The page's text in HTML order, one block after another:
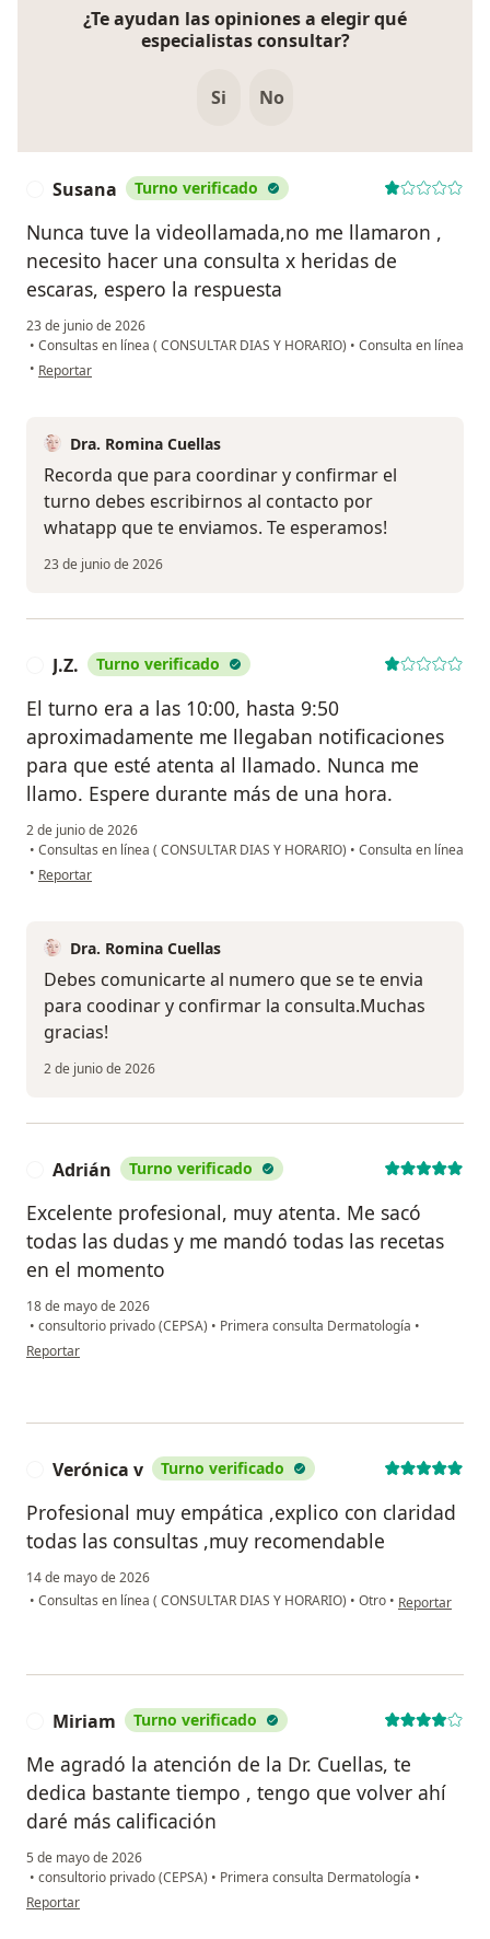
¿Te ayudan las opiniones a elegir qué
especialistas consultar?
Si No
Susana Turno verificado
Nunca tuve la videollamada,no me llamaron ,
necesito hacer una consulta x heridas de
escaras, espero la respuesta
23 de junio de 2026
• Consultas en línea ( CONSULTAR DIAS Y HORARIO) • Consulta en línea
• en opinión del usuario Susana
Reportar
Dra. Romina Cuellas
Recorda que para coordinar y confirmar el
turno debes escribirnos al contacto por
whatapp que te enviamos. Te esperamos!
23 de junio de 2026
J.Z. Turno verificado
El turno era a las 10:00, hasta 9:50
aproximadamente me llegaban notificaciones
para que esté atenta al llamado. Nunca me
llamo. Espere durante más de una hora.
2 de junio de 2026
• Consultas en línea ( CONSULTAR DIAS Y HORARIO) • Consulta en línea
• en opinión del usuario J.Z.
Reportar
Dra. Romina Cuellas
Debes comunicarte al numero que se te envia
para coodinar y confirmar la consulta.Muchas
gracias!
2 de junio de 2026
Adrián Turno verificado
Excelente profesional, muy atenta. Me sacó
todas las dudas y me mandó todas las recetas
en el momento
18 de mayo de 2026
• consultorio privado (CEPSA) • Primera consulta Dermatología •
en opinión del usuario Adrián
Reportar
Verónica v Turno verificado
Profesional muy empática ,explico con claridad
todas las consultas ,muy recomendable
14 de mayo de 2026
• Consultas en línea ( CONSULTAR DIAS Y HORARIO) • Otro • en opinión del
Reportar
Miriam Turno verificado
Me agradó la atención de la Dr. Cuellas, te
dedica bastante tiempo , tengo que volver ahí
daré más calificación
5 de mayo de 2026
• consultorio privado (CEPSA) • Primera consulta Dermatología •
en opinión del usuario Miriam
Reportar